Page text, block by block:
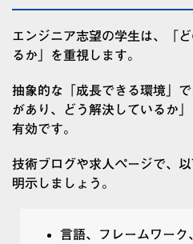
エンジニア志望の学生は、「
るか」を重視します。
抽象的な「成長できる環境」
があり、どう解決しているか
有効です。
技術ブログや求人ページで、
明示しましょう。
言語、フレームワーク